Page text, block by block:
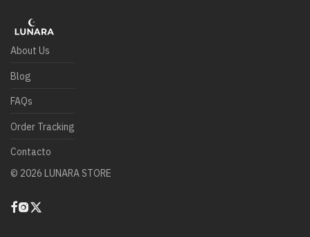
About Us
Blog
FAQs
Order Tracking
Contacto
© 2026 LUNARA STORE